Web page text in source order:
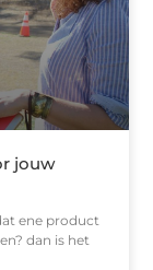
jouw
ene product
dan is het